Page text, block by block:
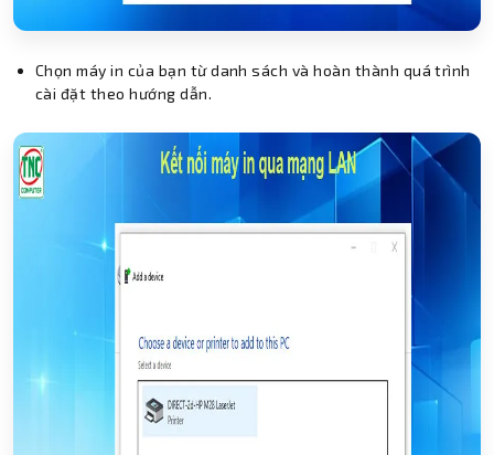
Chọn máy in của bạn từ danh sách và hoàn thành quá trình
cài đặt theo hướng dẫn.